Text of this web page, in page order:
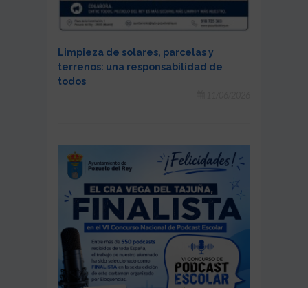
Limpieza de solares, parcelas y
terrenos: una responsabilidad de
todos